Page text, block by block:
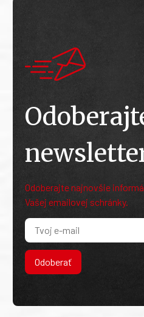
Odoberajte najnovšie
Vašej emailovej schránky.
Odoberať